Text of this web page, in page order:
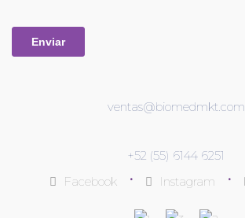
ventas@biomedmkt.com
+52 (55) 6144 6251
Facebook
• Instagram •